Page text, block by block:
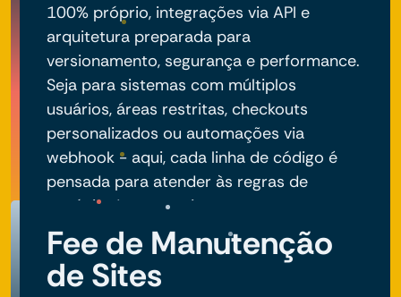
100% próprio, integrações via API e
arquitetura preparada para
versionamento, segurança e performance.
Seja para sistemas com múltiplos
usuários, áreas restritas, checkouts
personalizados ou automações via
webhook - aqui, cada linha de código é
pensada para atender às regras de
negócio do seu projeto.
Fee de Manutenção
de Sites